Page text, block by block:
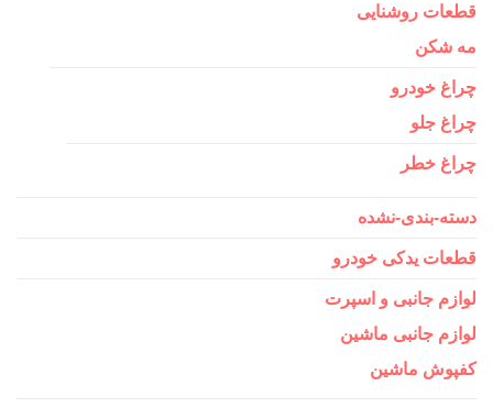
قطعات روشنایی
مه شکن
چراغ خودرو
چراغ جلو
چراغ خطر
دسته-بندی-نشده
قطعات یدکی خودرو
لوازم جانبی و اسپرت
لوازم جانبی ماشین
کفپوش ماشین